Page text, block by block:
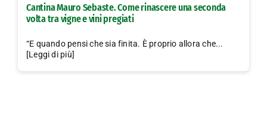
Lavora con noi
Cantina Mauro Sebaste. Come rinascere una seconda
volta tra vigne e vini pregiati
“E quando pensi che sia finita. È proprio allora che...
[Leggi di più]